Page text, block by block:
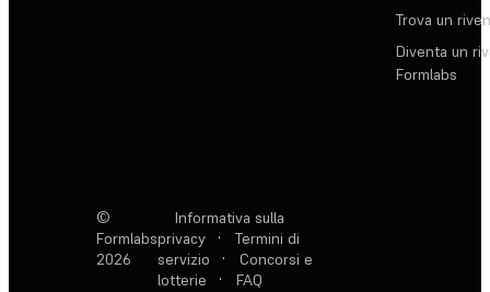
Trova un
Diventa un
Formlabs
©
Formlabs
2026
Informativa sulla
privacy
·
Termini di
servizio
·
Concorsi e
lotterie
· FAQ